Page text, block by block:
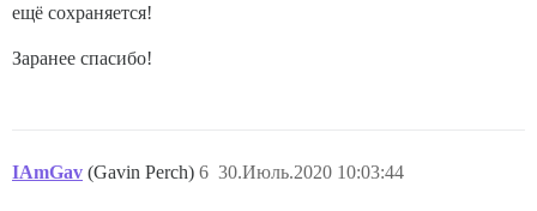
ещё сохраняется!
Заранее спасибо!
IAmGav (Gavin Perch) 30.Июль.2020 10:03:44
6